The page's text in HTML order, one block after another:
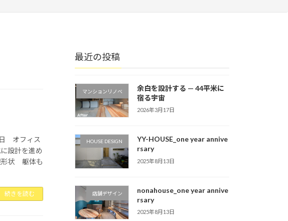
オフィス
設計を進め
形状 躯体も
続きを読む
最近の投稿
マンションリノベ
余白を設計する — 44平米に
宿る宇宙
2026年3月17日
HOUSE DESIGN
YY-HOUSE_one year annive
rsary
2025年8月13日
店舗デザイン
nonahouse_one year annive
rsary
2025年8月13日